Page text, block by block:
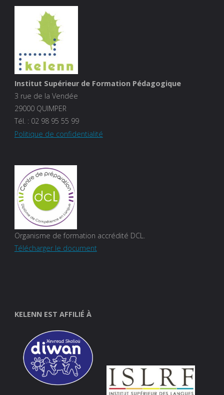
Institut Supérieur de Formation Pédagogique
3 rue de la Vendée
29000 QUIMPER
Tél. : 02 98 95 55 99
Politique de confidentialité
Organisme de formation accrédité DCL.
Télécharger le document
KELENN EST AFFILIÉ À